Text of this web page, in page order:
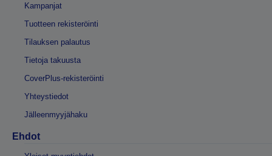
Kampanjat
Tuotteen rekisteröinti
Tilauksen palautus
Tietoja takuusta
CoverPlus-rekisteröinti
Yhteystiedot
Jälleenmyyjähaku
Ehdot